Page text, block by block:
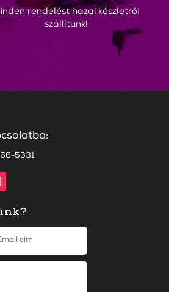
rendelést hazai készletről
szállítunk!
5331